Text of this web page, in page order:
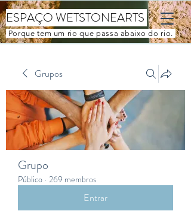
ESPAÇO WETSTONEARTS
Porque tem um rio que passa abaixo do rio.
Grupos
Grupo
Público · 269 membros
Entrar